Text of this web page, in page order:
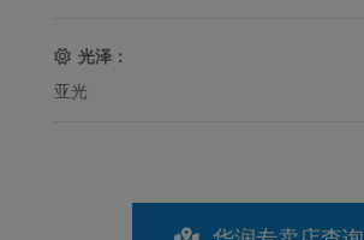
光泽：
亚光